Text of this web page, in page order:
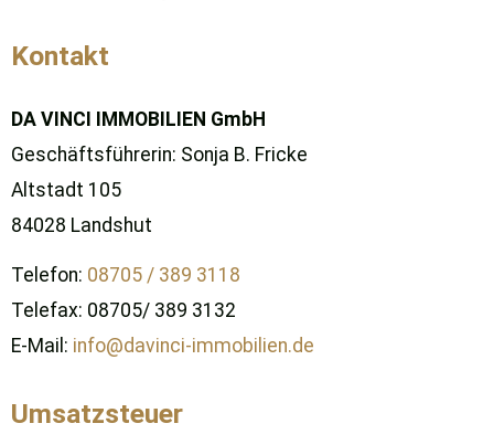
Kontakt
DA VINCI IMMOBILIEN GmbH
Geschäftsführerin: Sonja B. Fricke
Altstadt 105
84028 Landshut
Telefon: 08705 / 389 3118
Telefax: 08705/ 389 3132
E-Mail: info@davinci-immobilien.de
Umsatzsteuer